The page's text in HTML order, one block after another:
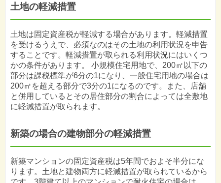
土地の軽減措置
土地は固定資産税が軽減する場合があります。軽減措置
を受けるうえで、必須なのはその土地の利用状況を申告
することです。軽減措置が取られる利用状況にはいくつ
かの条件があります。 小規模住宅用地で、200㎡以下の
部分は課税標準が6分の1になり、一般住宅用地の場合は
200㎡を超える部分で3分の1になるのです。また、店舗
と併用しているとその居住部分の割合によっては全敷地
に軽減措置が取られます。
新築の場合の建物部分の軽減措置
新築マンションの固定資産税は5年間でおよそ半分にな
ります。土地と建物両方に軽減措置が取られているから